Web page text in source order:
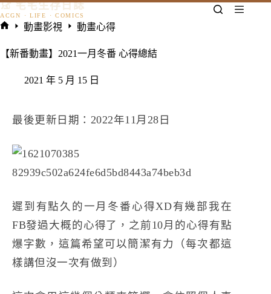
跳
至
要
𓃠 宅宅生存日誌
頁
動畫影視 動畫心得
【新番動畫】2021一月冬番 心得總結
2021 年 5 月 15 日
最後更新日期：2022年11月28日
遲到有點久的一月冬番心得XD有幾部我在
FB發過大概的心得了，之前10月的心得有點
爆字數，這篇希望可以簡潔有力（每次都這
樣講但沒一次有做到）